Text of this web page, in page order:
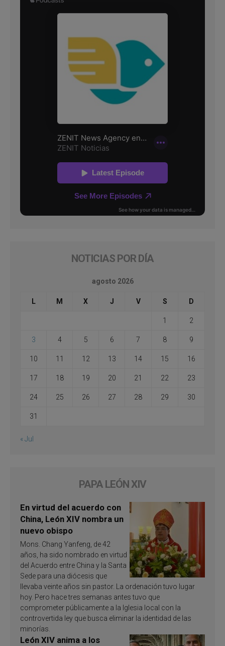
NOTICIAS POR DÍA
agosto 2026
L M X J V S D
1 2
3 4 5 6 7 8 9
10 11 12 13 14 15 16
17 18 19 20 21 22 23
24 25 26 27 28 29 30
31
« Jul
PAPA LEÓN XIV
En virtud del acuerdo con
China, León XIV nombra un
nuevo obispo
Mons. Chang Yanfeng, de 42
años, ha sido nombrado en virtud
del Acuerdo entre China y la Santa
Sede para una diócesis que
llevaba veinte años sin pastor. La ordenación tuvo lugar
hoy. Pero hace tres semanas antes tuvo que
comprometer públicamente a la Iglesia local con la
controvertida ley que busca eliminar la identidad de las
minorías.
León XIV anima a los